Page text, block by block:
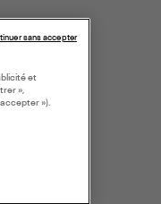
et
»,
»).
sans accepter